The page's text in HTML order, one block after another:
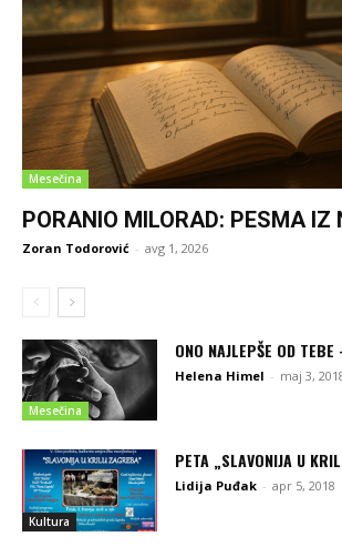
Mesečina
PORANIO MILORAD: PESMA IZ
Zoran Todorović - avg 1, 2026
Mesečina
ONO NAJLEPŠE OD
Helena Himel - maj 3,
Kultura
PETA „SLAVONIJA U
Lidija Puđak - apr 5, 2018